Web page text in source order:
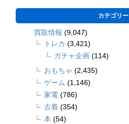
カテゴリー
買取情報 (9,047)
トレカ (3,421)
ガチャ企画 (114)
おもちゃ (2,435)
ゲーム (1,146)
家電 (786)
古着 (354)
本 (54)